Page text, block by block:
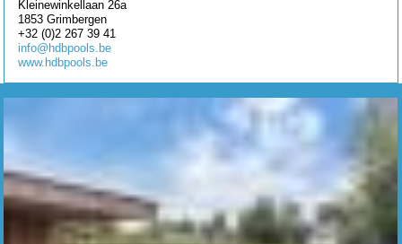
Kleinewinkellaan 26a
1853Grimbergen
+32 (0)2 267 39 41
info@hdbpools.be
www.hdbpools.be